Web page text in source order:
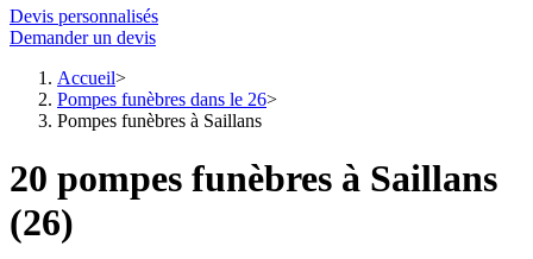
Devis personnalisés
Demander un devis
Accueil
Pompes funèbres dans le 26
Pompes funèbres à Saillans
20 pompes funèbres à Saillans
(26)